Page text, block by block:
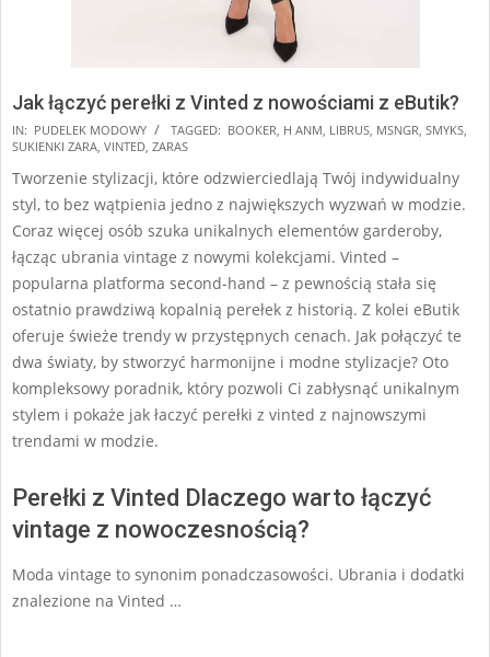
Jak łączyć perełki z Vinted z nowościami z eButik?
2024-
12-
16
IN: PUDELEK MODOWY TAGGED: BOOKER H ANM LIBRUS MSNGR SMYKS
SUKIENKI ZARA VINTED ZARAS
Tworzenie stylizacji, które odzwierciedlają Twój indywidualny
styl, to bez wątpienia jedno z największych wyzwań w modzie.
Coraz więcej osób szuka unikalnych elementów garderoby,
łącząc ubrania vintage z nowymi kolekcjami. Vinted –
popularna platforma second-hand – z pewnością stała się
ostatnio prawdziwą kopalnią perełek z historią. Z kolei eButik
oferuje świeże trendy w przystępnych cenach. Jak połączyć te
dwa światy, by stworzyć harmonijne i modne stylizacje? Oto
kompleksowy poradnik, który pozwoli Ci zabłysnąć unikalnym
stylem i pokaże jak łaczyć perełki z vinted z najnowszymi
trendami w modzie.
Perełki z Vinted Dlaczego warto łączyć
vintage z nowoczesnością?
Moda vintage to synonim ponadczasowości. Ubrania i dodatki
znalezione na Vinted …